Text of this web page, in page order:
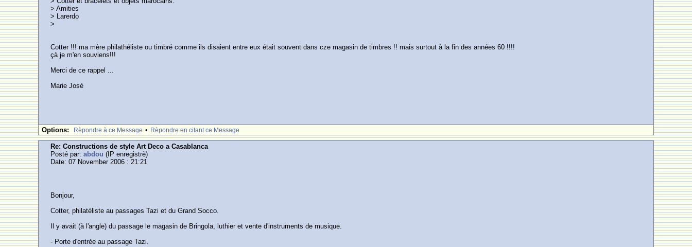
> Amities
> Larerdo
>
Cotter !!! ma mère philathéliste ou timbré comme ils disaient entre eux était souvent dans cze magasin de timbres !! mais surtout à la fin des années 60 !!!!
çà je m'en souviens!!!
Merci de ce rappel ...
Marie José
Options: Rèpondre à ce Message • Rèpondre en citant ce Message
Re: Constructions de style Art Deco a Casablanca
Posté par:abdou (IP enregistrè)
Date: 07 November 2006 : 21:21
Bonjour,
Cotter, philatéliste au passages Tazi et du Grand Socco.
Il y avait (à l'angle) du passage le magasin de Bringola, luthier et vente d'instruments de musique.
- Porte d'entrée au passage Tazi.